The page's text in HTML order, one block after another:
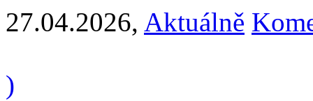
27.04.2026, Aktuálně
)